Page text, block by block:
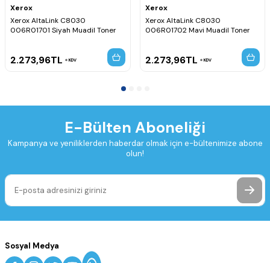
tarafından teyit edilmelidir.
Xerox
Xerox AltaLink C8030
006R01701 Siyah Muadil Toner
2.273,96TL KDV
Xerox
Xerox AltaLink C8030
006R01702 Mavi Muadil Toner
2.273,96TL KDV
E-Bülten Aboneliği
Kampanya ve yeniliklerden haberdar olmak için e-bültenimize abone
olun!
Sosyal Medya